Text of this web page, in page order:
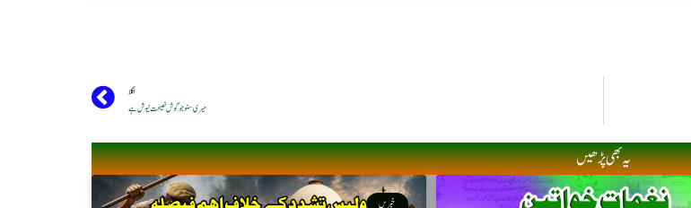
اگلا
میری سنو جو گوش نصیحت نیوش ہے
یہ بھی پڑھیں
خبریں